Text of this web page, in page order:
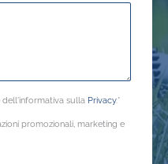
dell'informativa sulla Privacy.*
promozionali, marketing e